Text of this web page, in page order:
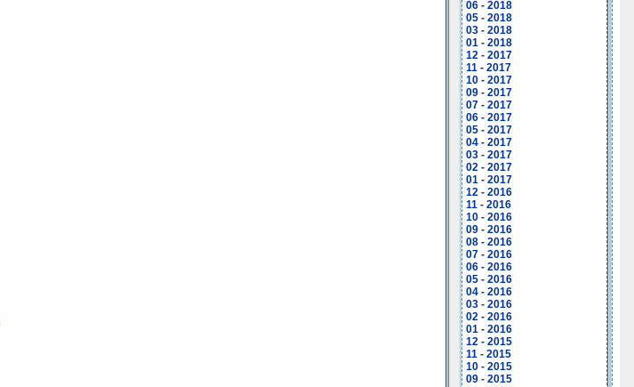
06 - 2018
05 - 2018
03 - 2018
01 - 2018
12 - 2017
11 - 2017
10 - 2017
09 - 2017
07 - 2017
06 - 2017
05 - 2017
04 - 2017
03 - 2017
02 - 2017
01 - 2017
12 - 2016
11 - 2016
10 - 2016
09 - 2016
08 - 2016
07 - 2016
06 - 2016
05 - 2016
04 - 2016
03 - 2016
02 - 2016
01 - 2016
12 - 2015
11 - 2015
10 - 2015
09 - 2015